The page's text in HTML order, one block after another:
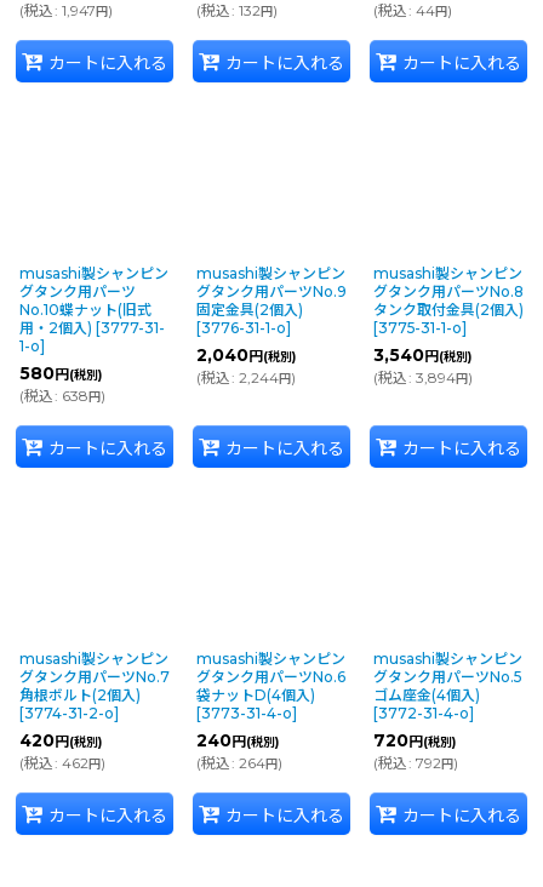
(税込: 1,947 円)
カートに入れる
(税込: 132円)
カートに入れる
(税込: 44円)
カートに入れる
musashi製シャンピン
グタンク用パーツ
No.10蝶ナット(旧式
用・2個入) [3777-31-
1-o]
580円 (税別)
(税込: 638 円)
カートに入れる
musashi製シャンピン
グタンク用パーツNo.9
固定金具(2個入)
[3776-31-1-o]
2,040円 (税別)
(税込: 2,244円)
カートに入れる
musashi製シャンピン
グタンク用パーツNo.8
タンク取付金具(2個入)
[3775-31-1-o]
3,540円 (税別)
(税込: 3,894円)
カートに入れる
musashi製シャンピン
グタンク用パーツNo.7
角根ボルト(2個入)
[3774-31-2-o]
420円 (税別)
(税込: 462円)
カートに入れる
musashi製シャンピン
グタンク用パーツNo.6
袋ナットD(4個入)
[3773-31-4-o]
240円 (税別)
(税込: 264円)
カートに入れる
musashi製シャンピン
グタンク用パーツNo.5
ゴム座金(4個入)
[3772-31-4-o]
720円 (税別)
(税込: 792円)
カートに入れる